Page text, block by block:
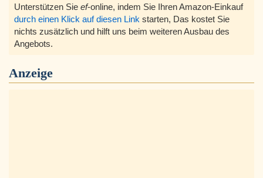
Unterstützen Sie ef-online, indem Sie Ihren Amazon-Einkauf
durch einen Klick auf diesen Link starten, Das kostet Sie
nichts zusätzlich und hilft uns beim weiteren Ausbau des
Angebots.
Anzeige